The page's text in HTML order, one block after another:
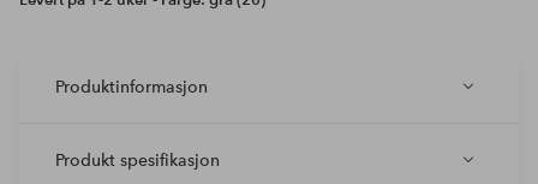
Produktinformasjon
Produkt spesifikasjon